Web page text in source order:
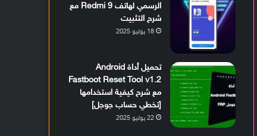
الرسمي لهاتف Redmi 9 مع
شرح التثبيت
18 يوليو 2025
تحميل أداة Android
Fastboot Reset Tool v1.2
مع شرح كيفية استخدامها
[تخطي حساب جوجل]
22 يوليو 2025